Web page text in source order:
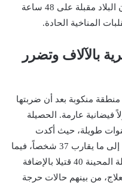
النشرات الإنذارية الجديدة تشير إلى أن البلاد مقبلة على 48 ساعة
المناخية الحادة.
بالآلاف وتضرر
منكوبة بعد أن ضربتها
فيضانية عارمة. الحصيلة
سنوات طويلة، حيث أكدت
السلطات المحلية ارتفاع عدد الوفيات إلى ما يقارب 37 شخصاً، فيما
مصادر محلية تتحدث عن تجاوز الحصيلة المحينة 40 قتيلا بالإضافة
من بينهم حالات حرجة